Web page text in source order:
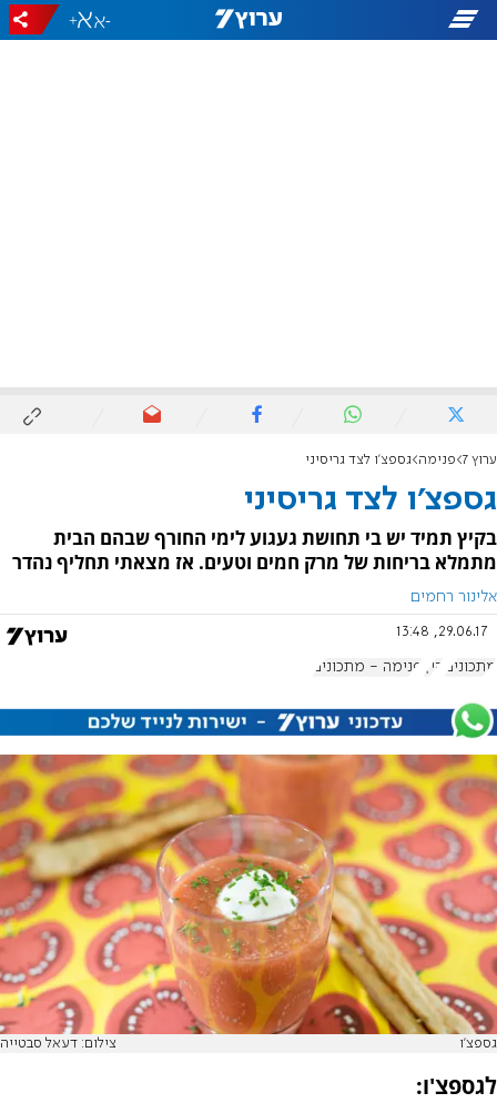
-
+
ערוץ 7 פנימה גספצ'ו לצד גריסיני
גספצ'ו לצד גריסיני
בקיץ תמיד יש בי תחושת געגוע לימי החורף שבהם הבית
מתמלא בריחות של מרק חמים וטעים. אז מצאתי תחליף נהדר
אלינור רחמים
29.06.17, 13:48
מתכונים קיץ פנימה - מתכונים
גספצ'ו צילום: דעאל סבטייה
לגספצ'ו: